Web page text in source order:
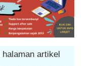
artikel